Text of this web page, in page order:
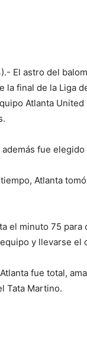
El astro del
la final de la Liga
Atlanta
fue
Atlanta
el minuto 75
y llevarse el
fue total,
Tata Martino.